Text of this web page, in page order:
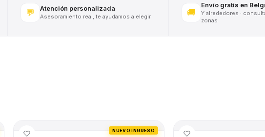
💬 Atención personalizada
Asesoramiento real, te ayudamos a elegir 🚚
Envío gratis en
Y alrededores ·
zonas
NUEVO INGRESO